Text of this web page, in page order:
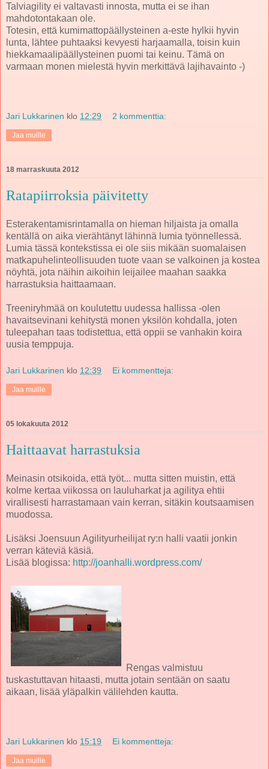
Talviagility ei valtavasti innosta, mutta ei se ihan
mahdotontakaan ole.
Totesin, että kumimattopäällysteinen a-este hylkii hyvin
lunta, lähtee puhtaaksi kevyesti harjaamalla, toisin kuin
hiekkamaalipäällysteinen puomi tai keinu. Tämä on
varmaan monen mielestä hyvin merkittävä lajihavainto -)
Jari Lukkarinen klo 12:29 2 kommenttia:
Jaa muille
18 marraskuuta 2012
Ratapiirroksia päivitetty
Esterakentamisrintamalla on hieman hiljaista ja omalla
kentällä on aika vierähtänyt lähinnä lumia työnnellessä.
Lumia tässä kontekstissa ei ole siis mikään suomalaisen
matkapuhelinteollisuuden tuote vaan se valkoinen ja kostea
nöyhtä, jota näihin aikoihin leijailee maahan saakka
harrastuksia haittaamaan.
Treeniryhmää on koulutettu uudessa hallissa -olen
havaitsevinani kehitystä monen yksilön kohdalla, joten
tuleepahan taas todistettua, että oppii se vanhakin koira
uusia temppuja.
Jari Lukkarinen klo 12:39 Ei kommentteja:
Jaa muille
05 lokakuuta 2012
Haittaavat harrastuksia
Meinasin otsikoida, että työt... mutta sitten muistin, että
kolme kertaa viikossa on lauluharkat ja agilitya ehtii
virallisesti harrastamaan vain kerran, sitäkin koutsaamisen
muodossa.
Lisäksi Joensuun Agilityurheilijat ry:n halli vaatii jonkin
verran käteviä käsiä.
Lisää blogissa: http://joanhalli.wordpress.com/
Rengas valmistuu
tuskastuttavan hitaasti, mutta jotain sentään on saatu
aikaan, lisää yläpalkin välilehden kautta.
Jari Lukkarinen klo 15:19 Ei kommentteja:
Jaa muille